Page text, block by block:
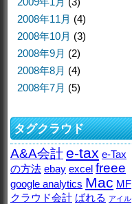
2008年11月 (4)
2008年10月 (3)
2008年9月 (2)
2008年8月 (4)
2008年7月 (5)
タグクラウド
A&A会計e-tax e-Tax
の方法 ebay excel freee
google analytics Mac MF
クラウド会計 ばれる アイル